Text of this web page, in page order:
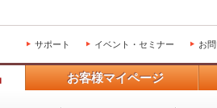
サポート イベント・セミナー お
お客様マイページ